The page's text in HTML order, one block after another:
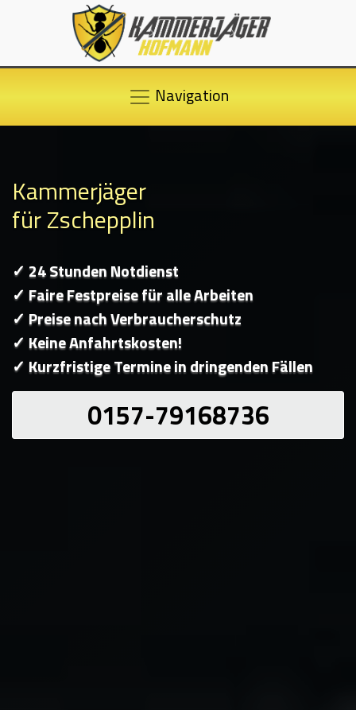
Navigation
Kammerjäger
für Zschepplin
✓ 24 Stunden Notdienst
✓ Faire Festpreise für alle Arbeiten
✓ Preise nach Verbraucherschutz
✓ Keine Anfahrtskosten!
✓ Kurzfristige Termine in dringenden Fällen
0157-79168736